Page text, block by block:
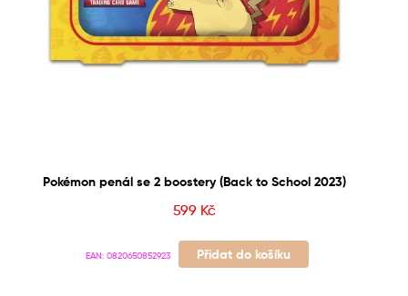
Pokémon penál se 2 boostery (Back to School 2023)
599 Kč
EAN: 0820650852923 Přidat do košíku